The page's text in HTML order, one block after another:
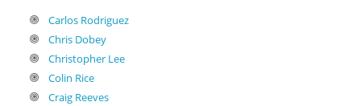
Carlos Rodriguez
Chris Dobey
Christopher Lee
Colin Rice
Craig Reeves